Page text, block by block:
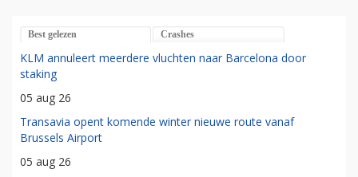
Best gelezen Crashes
KLM annuleert meerdere vluchten naar Barcelona door
staking
05 aug 26
Transavia opent komende winter nieuwe route vanaf
Brussels Airport
05 aug 26